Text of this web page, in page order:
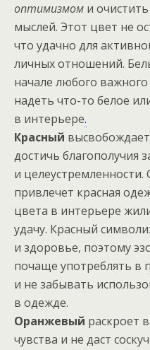
оптимизмом и
мыслей. Этот цвет не
что удачно для
личных отношений.
начале любого
надеть что-то белое
в интерьере.
Красный
достичь благополучия
и целеустремленности.
привлечет красная
цвета в интерьере
удачу. Красный
и здоровье, поэтому
почаще употреблять в
и не забывать
в одежде.
Оранжевый раскроет
чувства и не даст